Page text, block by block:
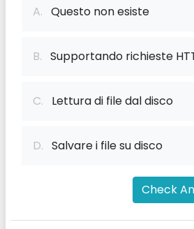
A. Questo non esiste
B. Supportando richieste
C. Lettura di file dal disco
D. Salvare i file su disco
Check